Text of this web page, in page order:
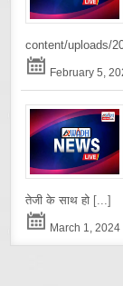
content/uploads/
February 5,
तेजी के साथ हो [...]
March 1, 2024